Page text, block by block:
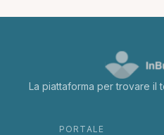
La piattaforma per trovare il
PORTALE